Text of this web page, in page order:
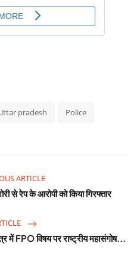
pradesh Police
ARTICLE
रेप के आरोपी को किया गिरफ्तार
में FPO विषय पर राष्ट्रीय महासंगोष...